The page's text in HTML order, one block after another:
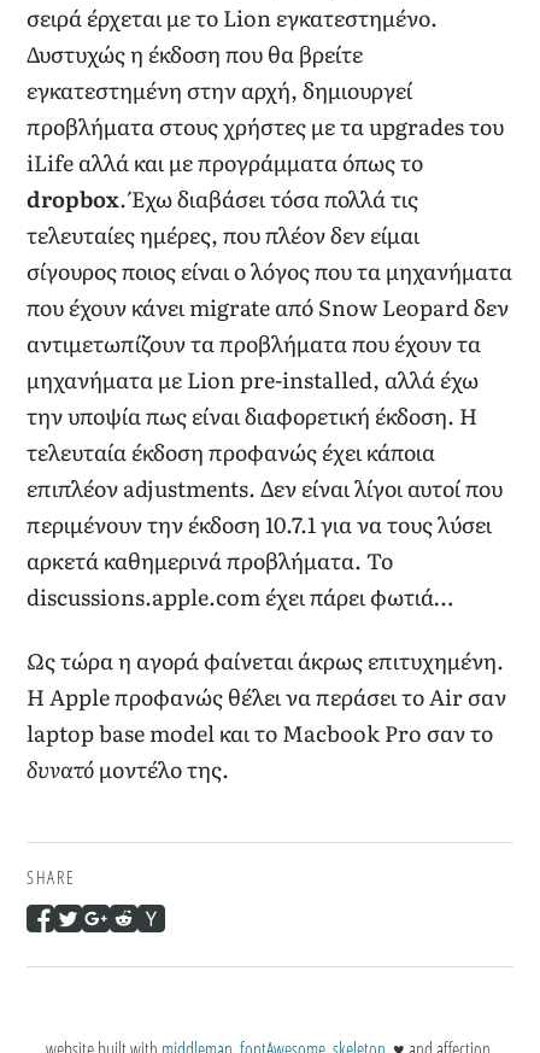
σειρά έρχεται με το Lion εγκατεστημένο.
Δυστυχώς η έκδοση που θα βρείτε
εγκατεστημένη στην αρχή, δημιουργεί
προβλήματα στους χρήστες με τα upgrades του
iLife αλλά και με προγράμματα όπως το
dropbox. Έχω διαβάσει τόσα πολλά τις
τελευταίες ημέρες, που πλέον δεν είμαι
σίγουρος ποιος είναι ο λόγος που τα μηχανήματα
που έχουν κάνει migrate από Snow Leopard δεν
αντιμετωπίζουν τα προβλήματα που έχουν τα
μηχανήματα με Lion pre-installed, αλλά έχω
την υποψία πως είναι διαφορετική έκδοση. Η
τελευταία έκδοση προφανώς έχει κάποια
επιπλέον adjustments. Δεν είναι λίγοι αυτοί που
περιμένουν την έκδοση 10.7.1 για να τους λύσει
αρκετά καθημερινά προβλήματα. Το
discussions.apple.com έχει πάρει φωτιά…
Ως τώρα η αγορά φαίνεται άκρως επιτυχημένη.
Η Apple προφανώς θέλει να περάσει το Air σαν
laptop base model και το Macbook Pro σαν το
δυνατόμοντέλο της.
SHARE